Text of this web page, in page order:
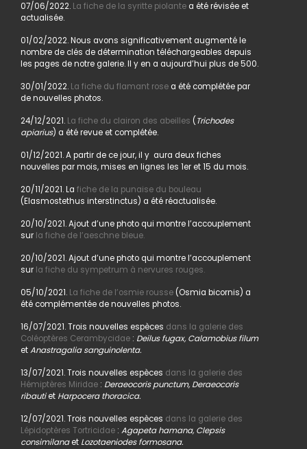
07/06/2022. La fiche de la syritte piolantea été révisée et
actualisée.
01/02/2022. Nous avons significativement augmenté le
nombre de clés de détermination téléchargeables depuis
les pages de notre galerie. Il y en a aujourd’hui plus de 500.
30/01/2022. La fiche du flamant rosea été complétée par
de nouvelles photos.
24/12/2021. La fiche du clairon des abeilles ( Trichodes
apiarius) a été revue et complétée.
01/12/2021. A partir de ce jour, il y aura deux fiches
nouvelles par mois, mises en lignes les 1er et 15 du mois.
20/11/2021. La fiche de la punaise du bouleau
(Elasmostethus interstinctus) a été réactualisée.
20/10/2021. Ajout d’une photo qui montre l’accouplement
sur la fiche de l’aeschne bleue.
20/10/2021. Ajout d’une photo qui montre l’accouplement
sur la fiche du sympetrum à nervures rouges.
05/10/2021. La fiche de l’osmie rousse(Osmia bicornis) a
été complémentée de nouvelles photos.
16/07/2021. Trois nouvelles espèces dans la galerie des
Coléoptères Cerambycidae: Deilus fugax, Calamobius filum
etAnastragalia sanguinolenta.
13/07/2021. Trois nouvelles espèces dans la galerie des
Hémiptères Miridae: Deraeocoris punctum, Deraeocoris
ribautiet Harpocera thoracica.
12/07/2021. Trois nouvelles espèces dans la galerie des
Lépidoptères Tortricidae: Agapeta hamana, Clepsis
consimilanaet Lozotaeniodes formosana.